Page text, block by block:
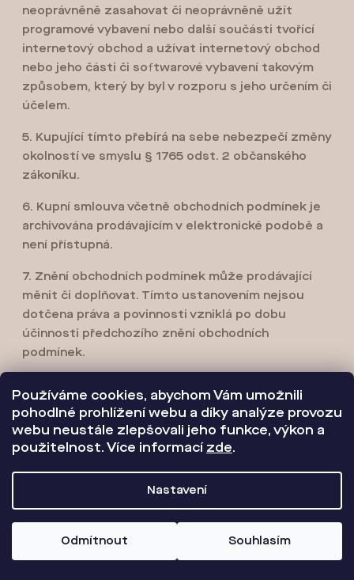
Používáme cookies, abychom Vám umožnili
pohodlné prohlížení webu a díky analýze provozu
webu neustále zlepšovali jeho funkce, výkon a
použitelnost. Více informací zde.
Nastavení
Odmítnout Souhlasím
neoprávněně zasahovat či neoprávněně užít
programové vybavení nebo další součásti tvořící
internetový obchod a užívat internetový obchod
nebo jeho části či softwarové vybavení takovým
způsobem, který by byl v rozporu s jeho určením či
účelem.
5. Kupující tímto přebírá na sebe nebezpečí změny
okolností ve smyslu § 1765 odst. 2 občanského
zákoníku.
6. Kupní smlouva včetně obchodních podmínek je
archivována prodávajícím v elektronické podobě a
není přístupná.
7. Znění obchodních podmínek může prodávající
měnit či doplňovat. Tímto ustanovením nejsou
dotčena práva a povinnosti vzniklá po dobu
účinnosti předchozího znění obchodních
podmínek.
formulář pro odstoupení od smlouvy.
Objednávání